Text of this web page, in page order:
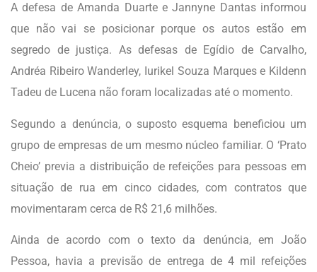
Adefesa de Amanda Duarte e Jannyne Dantas informou
que não vai se posicionar porque os autos estão em
segredo de justiça. As defesas de Egídio de Carvalho,
Andréa Ribeiro Wanderley, Iurikel Souza Marques e Kildenn
Tadeu de Lucena não foram localizadas até o momento.
Segundo a denúncia, o suposto esquema beneficiou um
grupo de empresas de um mesmo núcleo familiar. O ‘Prato
Cheio’ previa a distribuição de refeições para pessoas em
situação de rua em cinco cidades, com contratos que
movimentaram cerca de R$ 21,6 milhões.
Ainda de acordo com o texto da denúncia, em João
Pessoa, havia a previsão de entrega de 4 mil refeições